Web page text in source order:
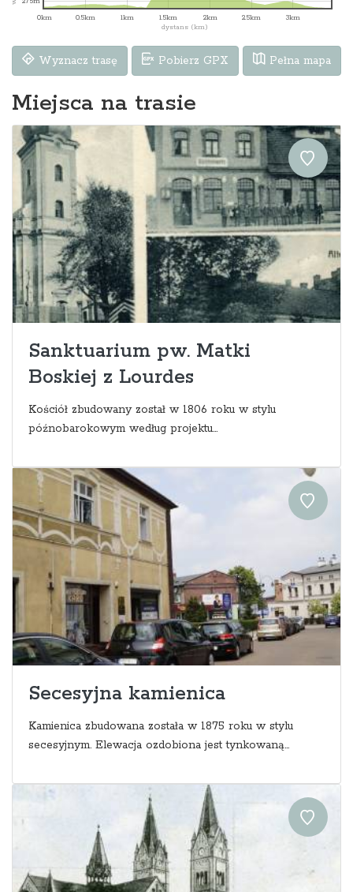
dystans (km)
0km 0.5km 1km 1.5km 2km 2.5km 3km
Wyznacz trasę Pobierz GPX Pełna mapa
Miejsca na trasie
Sanktuarium pw. Matki
Boskiej z Lourdes
Kościół zbudowany został w 1806 roku w stylu
późnobarokowym według projektu...
Secesyjna kamienica
Kamienica zbudowana została w 1875 roku w stylu
secesyjnym. Elewacja ozdobiona jest tynkowaną...